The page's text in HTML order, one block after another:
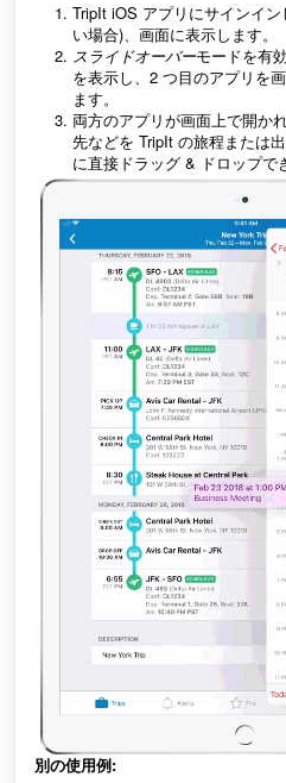
TripIt iOS アプリにサインイ
い場合)、画面に表示します。
スライドオーバーモードを有
を表示し、2 つ目のアプリを
ます。
両方のアプリが画面上で開か
先などを TripIt の旅程または
に直接ドラッグ & ドロップで
別の使用例: